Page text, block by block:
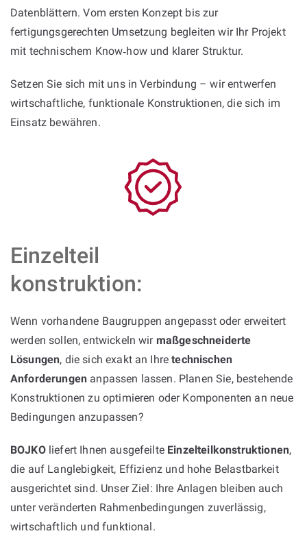
Datenblättern. Vom ersten Konzept bis zur
fertigungsgerechten Umsetzung begleiten wir Ihr Projekt
mit technischem Know‑how und klarer Struktur.
Setzen Sie sich mit uns in Verbindung – wir entwerfen
wirtschaftliche, funktionale Konstruktionen, die sich im
Einsatz bewähren.
Einzelteil
konstruktion:
Wenn vorhandene Baugruppen angepasst oder erweitert
werden sollen, entwickeln wir maßgeschneiderte
Lösungen, die sich exakt an Ihretechnischen
Anforderungen anpassen lassen. Planen Sie, bestehende
Konstruktionen zu optimieren oder Komponenten an neue
Bedingungen anzupassen?
BOJKOliefert Ihnen ausgefeilte Einzelteilkonstruktionen,
die auf Langlebigkeit, Effizienz und hohe Belastbarkeit
ausgerichtet sind. Unser Ziel: Ihre Anlagen bleiben auch
unter veränderten Rahmenbedingungen zuverlässig,
wirtschaftlich und funktional.